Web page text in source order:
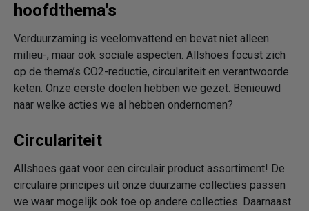
hoofdthema's
Verduurzaming is veelomvattend en bevat niet alleen
milieu-, maar ook sociale aspecten. Allshoes focust zich
op de thema’s CO2-reductie, circulariteit en verantwoorde
keten. Onze eerste doelen hebben we gezet. Benieuwd
naar welke acties we al hebben ondernomen?
Circulariteit
Allshoes gaat voor een circulair product assortiment! De
circulaire principes uit onze duurzame collecties passen
we waar mogelijk ook toe op andere collecties. Daarnaast